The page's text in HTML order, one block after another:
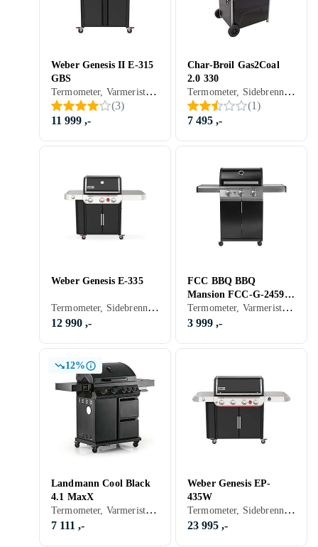
Weber Genesis II E-315
GBS
Termometer, Varmerist, Hyller, Stativ/vogn (Inkludert/ innebygget), Grillvogn, Gassgrill
(3)
11 999 ,-
Char-Broil Gas2Coal
2.0 330
Termometer, Sidebrennere, Varmerist, Hyller, Skap og skuffer, Stativ/vogn (Inkludert/ innebygget), Grillvogn, Gassgrill
(1)
7 495 ,-
Weber Genesis E-335
Termometer, Sidebrennere, Hyller, Skap og skuffer, Grillvogn, Gassgrill
12 990 ,-
FCC BBQ BBQ
Mansion FCC-G-24595-
30
Termometer, Varmerist, Hyller, Stativ/vogn (Inkludert/ innebygget), Balkong, Grillvogn, Gassgrill
3 999 ,-
12%
Landmann Cool Black
4.1 MaxX
Termometer, Varmerist, Hyller, Skap og skuffer, Uten røyk, Grillvogn, Gassgrill
7 111 ,-
Weber Genesis EP-
435W
Termometer, Sidebrennere, Varmerist, Hyller, Skap og skuffer, Stativ/vogn (Inkludert/ innebygget), Balkong, Grillvogn, Gassgrill
23 995 ,-